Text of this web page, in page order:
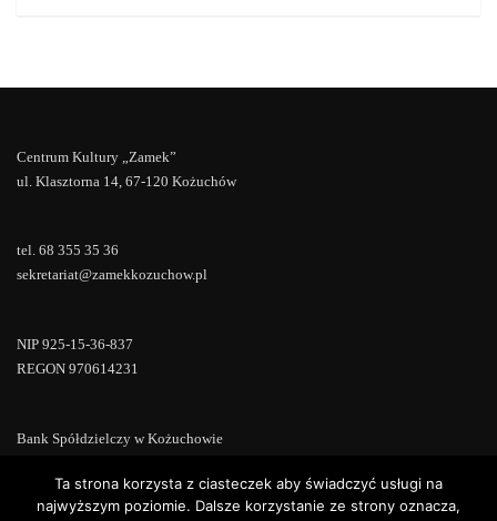
Centrum Kultury „Zamek”
ul. Klasztorna 14, 67-120 Kożuchów
tel. 68 355 35 36
sekretariat@zamekkozuchow.pl
NIP 925-15-36-837
REGON 970614231
Bank Spółdzielczy w Kożuchowie
Ta strona korzysta z ciasteczek aby świadczyć usługi na
najwyższym poziomie. Dalsze korzystanie ze strony oznacza,